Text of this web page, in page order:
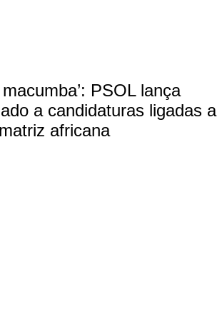
PSOL lança
a candidaturas ligadas a
africana